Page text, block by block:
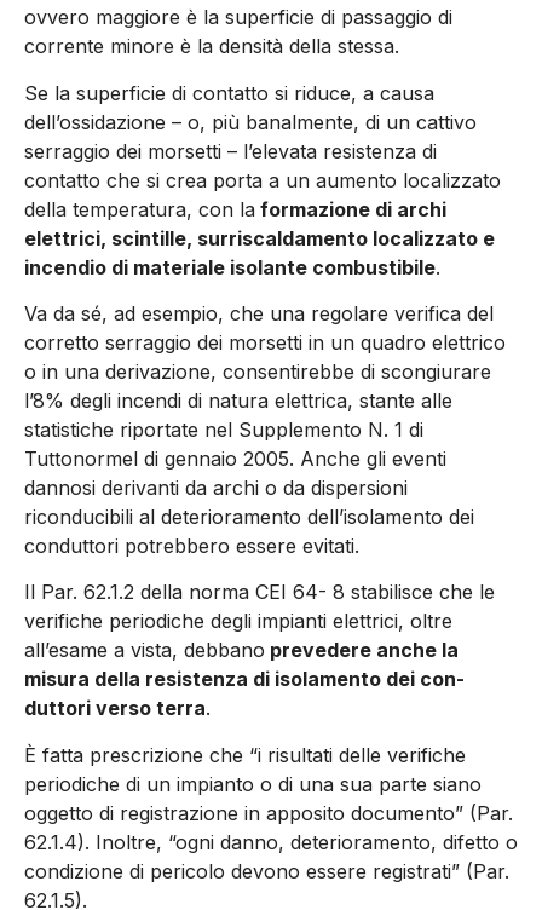
ovvero mag­giore è la superficie di passaggio di
corrente minore è la densità della stessa.
Se la superficie di contatto si ri­duce, a causa
dell’ossidazione – o, più banalmente, di un cattivo
serraggio dei morsetti – l’elevata resistenza di
contatto che si crea porta a un aumento localizzato
della temperatura, con la forma­zione di archi
elettrici, scintille, surriscaldamento localizzato e
incendio di materiale isolante combustibile.
Va da sé, ad esempio, che una regolare verifica del
corretto ser­raggio dei morsetti in un quadro elettrico
o in una derivazione, consentirebbe di scongiurare
l’8% degli incendi di natura elettrica, stante alle
statistiche riportate nel Supplemento N. 1 di
Tuttonor­mel di gennaio 2005. Anche gli eventi
dannosi deri­vanti da archi o da dispersioni
riconducibili al deterioramento dell’isolamento dei
conduttori potrebbero essere evitati.
Il Par. 62.1.2 della norma CEI 64- 8 stabilisce che le
verifiche pe­riodiche degli impianti elettrici, oltre
all’esame a vista, debbano prevedere anche la
misura della resistenza di isolamento dei con­
duttori verso terra.
È fatta prescrizione che “i risul­tati delle verifiche
periodiche di un impianto o di una sua parte siano
oggetto di registrazione in apposito documento” (Par.
62.1.4). Inoltre, “ogni danno, deteriora­mento, difetto o
condizione di pericolo devono essere registrati” (Par.
62.1.5).